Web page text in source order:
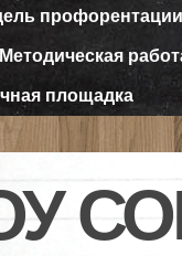
Методическая
площадка